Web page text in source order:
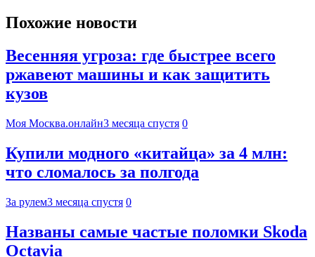
Похожие новости
Весенняя угроза: где быстрее всего
ржавеют машины и как защитить
кузов
Моя Москва.онлайн3 месяца спустя 0
Купили модного «китайца» за 4 млн:
что сломалось за полгода
За рулем3 месяца спустя 0
Названы самые частые поломки Skoda
Octavia